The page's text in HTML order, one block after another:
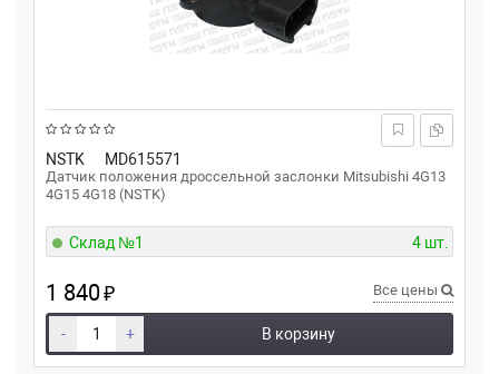
NSTK MD615571
Датчик положения дроссельной заслонки Mitsubishi 4G13
4G15 4G18 (NSTK)
Склад №1 4 шт.
1 840₽ Все цены
- + В корзину